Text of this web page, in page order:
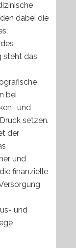
dabei die
steht das
bei
und
setzen.
der
und
finanzielle
und